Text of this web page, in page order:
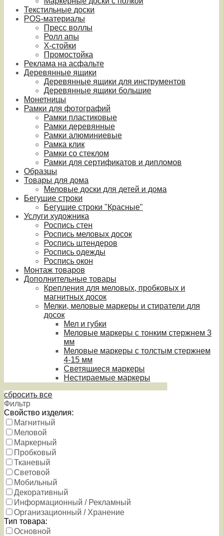
Текстильные доски
POS-материалы
Пресс воллы
Ролл апы
Х-стойки
Промостойка
Реклама на асфальте
Деревянные ящики
Деревянные ящики для инструментов
Деревянные ящики большие
Монетницы
Рамки для фотографий
Рамки пластиковые
Рамки деревянные
Рамки алюминиевые
Рамка клик
Рамки со стеклом
Рамки для сертификатов и дипломов
Образцы
Товары для дома
Меловые доски для детей и дома
Бегущие строки
Бегущие строки "Красные"
Услуги художника
Роспись стен
Роспись меловых досок
Роспись штендеров
Роспись одежды
Роспись окон
Монтаж товаров
Дополнительные товары
Крепления для меловых, пробковых и
магнитных досок
Мелки, меловые маркеры и стиратели для
досок
Мел и губки
Меловые маркеры с тонким стержнем 3
мм
Меловые маркеры с толстым стержнем
4-15 мм
Светящиеся маркеры
Нестираемые маркеры
сбросить все
Фильтр
Свойство изделия:
Магнитный
Меловой
Маркерный
Пробковый
Тканевый
Световой
Мобильный
Декоративный
Информационный / Рекламный
Организационный / Хранение
Тип товара:
Основной